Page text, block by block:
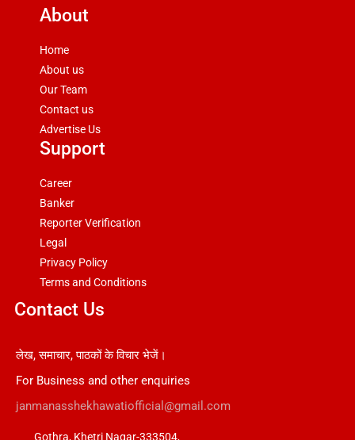
About
Home
About us
Our Team
Contact us
Advertise Us
Support
Career
Banker
Reporter Verification
Legal
Privacy Policy
Terms and Conditions
Contact Us
लेख, समाचार, पाठकों के विचार भेजें।
For Business and other enquiries
janmanasshekhawatiofficial@gmail.com
Gothra, Khetri Nagar-333504,